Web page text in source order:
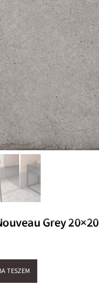
Grey 20×20
TESZEM